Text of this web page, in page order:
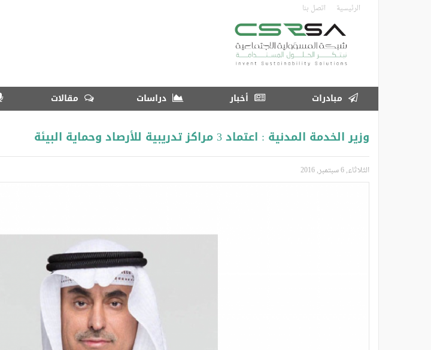
الرئيسية اتصل بنا
مبادرات أخبار دراسات مقالات
وزير الخدمة المدنية : اعتماد 3 مراكز تدريبية للأرصاد وحماية البيئة
الثلاثاء, 6 سبتمبر, 2016